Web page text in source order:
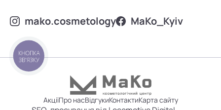
mako.cosmetology MаKo_Kyiv
АкціїПро насВідгукиКонтактиКарта сайту
КНОПКА
ЗВ'ЯЗКУ